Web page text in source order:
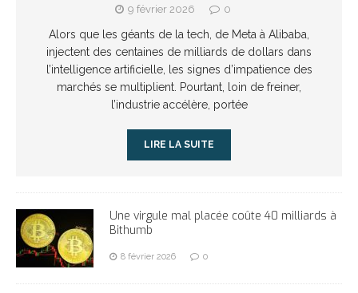
9 février 2026 0
Alors que les géants de la tech, de Meta à Alibaba,
injectent des centaines de milliards de dollars dans
l’intelligence artificielle, les signes d’impatience des
marchés se multiplient. Pourtant, loin de freiner,
l’industrie accélère, portée
LIRE LA SUITE
Une virgule mal placée coûte 40 milliards à
Bithumb
8 février 2026 0